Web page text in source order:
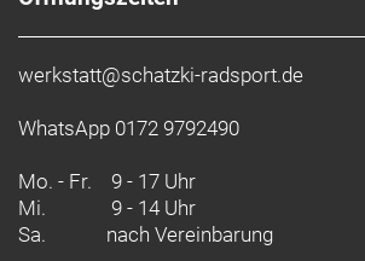
Treks bahnbrechende
renommierten TIME Magazine in
besten Erfindungen des Jahres
smarter, besser und einfach schöner
- Materialtyp:
werkstatt@schatzki-radsport.de
WhatsApp 0172 9792490
Mo. - Fr. 9 - 17 Uhr
Mi.
9 - 14 Uhr
Sa.
nach Vereinbarung